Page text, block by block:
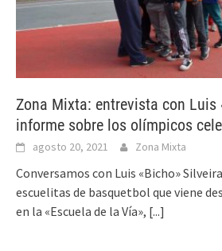
Zona Mixta: entrevista con Luis
informe sobre los olímpicos
agosto 20, 2021 Zona Mixta
Conversamos con Luis «Bicho»
escuelitas de basquetbol que viene
en la «Escuela de la Vía», [...]